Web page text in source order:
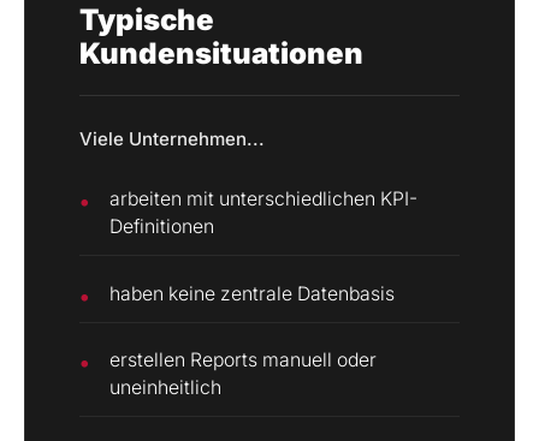
Typische
Kundensituationen
Viele Unternehmen...
arbeiten mit unterschiedlichen KPI-
Definitionen
haben keine zentrale Datenbasis
erstellen Reports manuell oder
uneinheitlich